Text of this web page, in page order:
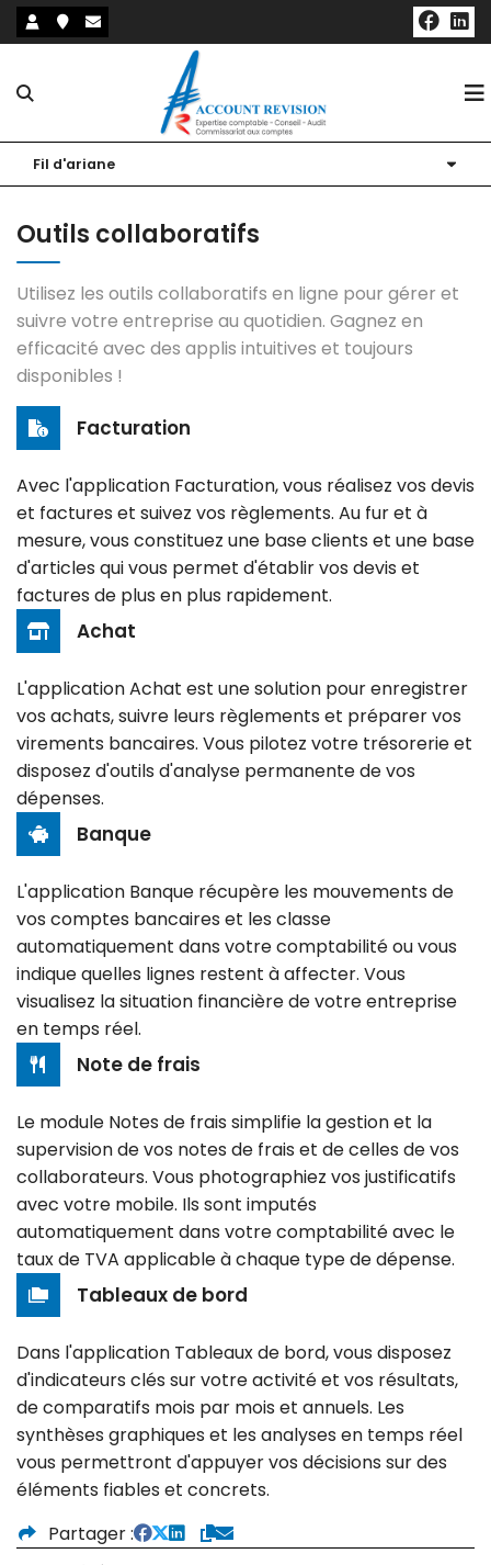
Notre cabinet
Nos bureaux
Nos associés
Nos partenaires
Expertise comptable et fiscale
Audit et commissariat aux comptes
Expertise RH et Paie
Création / Reprise d'entreprise
Conseil et accompagnement du dirigeant
Ingénierie patrimoniale
Conseil juridique
Consolidation
Nos outils
Nos outils collaboratifs
Sites utiles
Simulateurs
Échéanciers
Bourse
Actualités
Notre blog
Fil d'ariane
Outils collaboratifs
Utilisez les outils collaboratifs en ligne pour gérer et
suivre votre entreprise au quotidien. Gagnez en
efficacité avec des applis intuitives et toujours
disponibles !
Facturation
Avec l'application Facturation, vous réalisez vos devis
et factures et suivez vos règlements. Au fur et à
mesure, vous constituez une base clients et une base
d'articles qui vous permet d'établir vos devis et
factures de plus en plus rapidement.
Achat
L'application Achat est une solution pour enregistrer
vos achats, suivre leurs règlements et préparer vos
virements bancaires. Vous pilotez votre trésorerie et
disposez d'outils d'analyse permanente de vos
dépenses.
Banque
L'application Banque récupère les mouvements de
vos comptes bancaires et les classe
automatiquement dans votre comptabilité ou vous
indique quelles lignes restent à affecter. Vous
visualisez la situation financière de votre entreprise
en temps réel.
Note de frais
Le module Notes de frais simplifie la gestion et la
supervision de vos notes de frais et de celles de vos
collaborateurs. Vous photographiez vos justificatifs
avec votre mobile. Ils sont imputés
automatiquement dans votre comptabilité avec le
taux de TVA applicable à chaque type de dépense.
Tableaux de bord
Dans l'application Tableaux de bord, vous disposez
d'indicateurs clés sur votre activité et vos résultats,
de comparatifs mois par mois et annuels. Les
synthèses graphiques et les analyses en temps réel
vous permettront d'appuyer vos décisions sur des
éléments fiables et concrets.
Partager